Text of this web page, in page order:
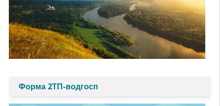
Форма 2ТП-водгосп